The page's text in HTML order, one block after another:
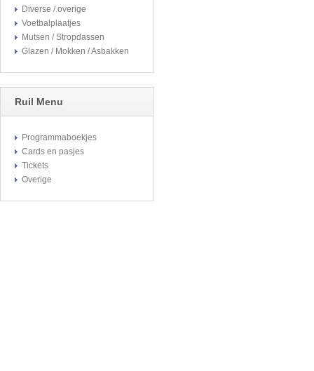
Diverse / overige
Voetbalplaatjes
Mutsen / Stropdassen
Glazen / Mokken / Asbakken
Ruil Menu
Programmaboekjes
Cards en pasjes
Tickets
Overige